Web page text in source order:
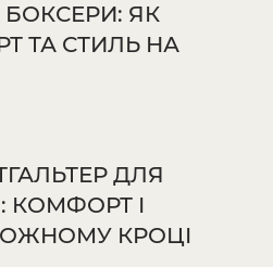
БОКСЕРИ: ЯК
ТА СТИЛЬ НА
ДЛЯ
КОМФОРТ І
КРОЦІ